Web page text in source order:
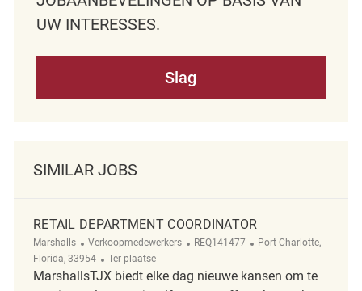
UW INTERESSES.
Slag
SIMILAR JOBS
RETAIL DEPARTMENT COORDINATOR
Marshalls Categorie
Verkoopmedewerkers ReqId
REQ141477 Plaats
Port Charlotte,
Florida, 33954
Afgelegen
Ter plaatse
MarshallsTJX biedt elke dag nieuwe kansen om te